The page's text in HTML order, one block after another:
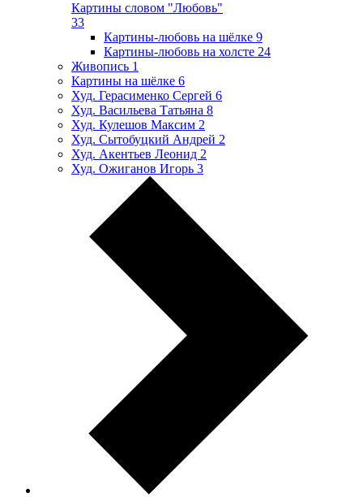
Картины словом "Любовь"
33
Картины-любовь на шёлке 9
Картины-любовь на холсте 24
Живопись 1
Картины на шёлке 6
Худ. Герасименко Сергей 6
Худ. Васильева Татьяна 8
Худ. Кулешов Максим 2
Худ. Сытобуцкий Андрей 2
Худ. Акентьев Леонид 2
Худ. Ожиганов Игорь 3